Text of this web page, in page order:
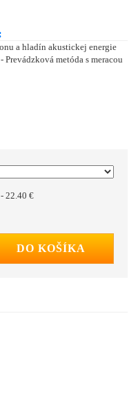
a hladín akustickej energie
metóda s meracou
22.40 €
DO KOŠÍKA